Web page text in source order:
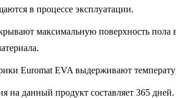
в процессе эксплуатации.
максимальную поверхность пола
Euromat EVA выдерживают
на данный продукт составляет 365 дней.